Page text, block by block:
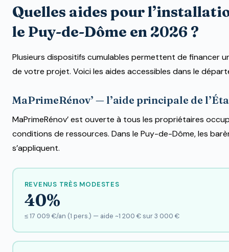
Quelles aides pour
le Puy-de-Dôme en 2026 ?
Plusieurs dispositifs cumulables permettent de financer
de votre projet. Voici les aides accessibles dans le
MaPrimeRénov’ — l’aide principale de
MaPrimeRénov’ est ouverte à tous les propriétaires
conditions de ressources. Dans le Puy-de-Dôme, les
s’appliquent.
REVENUS TRÈS MODESTES
40%
≤ 17 009 €/an (1 pers.) — aide ~1 200 € sur 3 000 €